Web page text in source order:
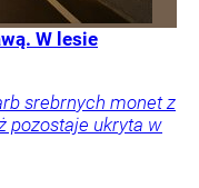
W lesie
srebrnych monet z
pozostaje ukryta w